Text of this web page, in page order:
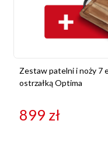
Zestaw patelni i noży 7
ostrzałką Optima
899 zł